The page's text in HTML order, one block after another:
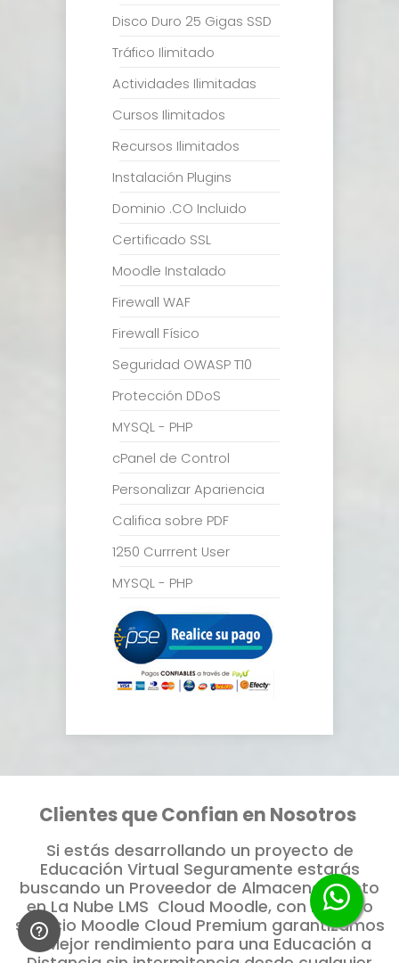
Disco Duro 25 Gigas SSD
Tráfico Ilimitado
Actividades Ilimitadas
Cursos Ilimitados
Recursos Ilimitados
Instalación Plugins
Dominio .CO Incluido
Certificado SSL
Moodle Instalado
Firewall WAF
Firewall Físico
Seguridad OWASP T10
Protección DDoS
MYSQL - PHP
cPanel de Control
Personalizar Apariencia
Califica sobre PDF
1250 Currrent User
MYSQL - PHP
Clientes que Confian en Nosotros
Si estás desarrollando un proyecto de
Educación Virtual Seguramente estarás
buscando un Proveedor de Almacenamiento
en La Nube LMS Cloud Moodle, con nuestro
servicio Moodle Cloud Premium garantizamos
el Mejor rendimiento para una Educación a